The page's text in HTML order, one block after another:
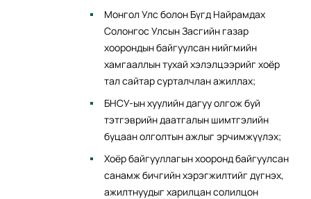
Монгол Улс болон Бүгд Найрамдах
Солонгос Улсын Засгийн газар
хоорондын байгуулсан нийгмийн
хамгааллын тухай хэлэлцээрийг хоёр
тал сайтар сурталчлан ажиллах;
БНСУ-ын хуулийн дагуу олгож буй
тэтгэврийн даатгалын шимтгэлийн
буцаан олголтын ажлыг эрчимжүүлэх;
Хоёр байгууллагын хооронд байгуулсан
санамж бичгийн хэрэгжилтийг дүгнэх,
ажилтнуудыг харилцан солилцон